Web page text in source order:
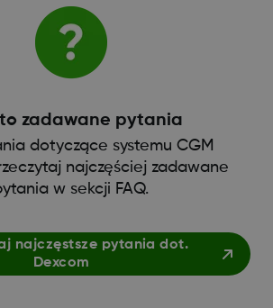
zadawane pytania
dotyczące systemu CGM
najczęściej zadawane
w sekcji FAQ.
najczęstsze pytania dot.
Dexcom